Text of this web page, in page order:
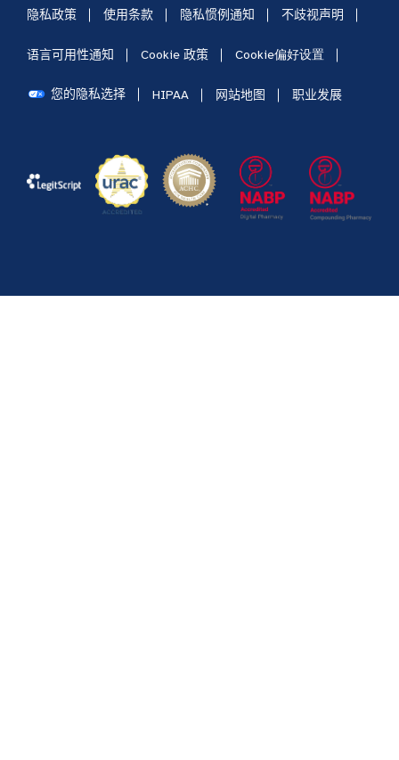
隐私政策 使用条款 隐私惯例通知 不歧视声明
语言可用性通知 Cookie 政策 Cookie偏好设置
您的隐私选择 HIPAA 网站地图 职业发展